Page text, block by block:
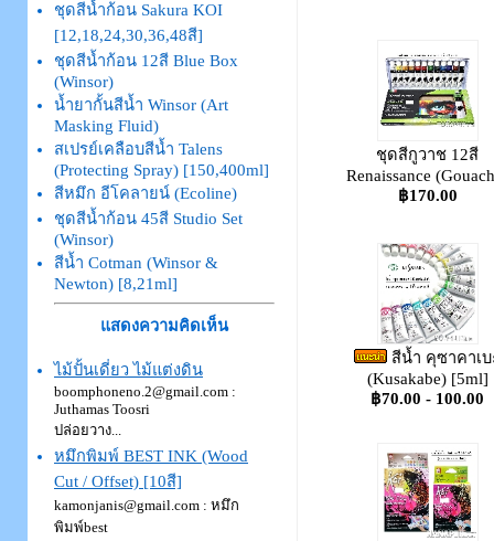
ชุดสีน้ำก้อน Sakura KOI
[12,18,24,30,36,48สี]
ชุดสีน้ำก้อน 12สี Blue Box
(Winsor)
น้ำยากั้นสีน้ำ Winsor (Art
Masking Fluid)
สเปรย์เคลือบสีน้ำ Talens
(Protecting Spray) [150,400ml]
สีหมึก อีโคลายน์ (Ecoline)
ชุดสีน้ำก้อน 45สี Studio Set
(Winsor)
สีน้ำ Cotman (Winsor &
Newton) [8,21ml]
แสดงความคิดเห็น
ไม้ปั้นเดี่ยว ไม้แต่งดิน
boomphoneno.2@gmail.com :
Juthamas Toosri
ปล่อยวาง...
หมึกพิมพ์ BEST INK (Wood
Cut / Offset) [10สี]
kamonjanis@gmail.com : หมึก
พิมพ์best
ชุดสีกูวาช 12สี
Renaissance
฿170.00
สีน้ำ คุซาคาเบ
(Kusakabe) [5ml]
฿70.00 - 100.00